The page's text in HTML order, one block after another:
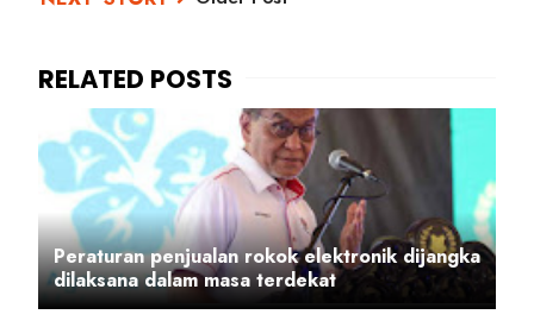
Peraturan penjualan rokok elektronik dijangka
dilaksana dalam masa terdekat